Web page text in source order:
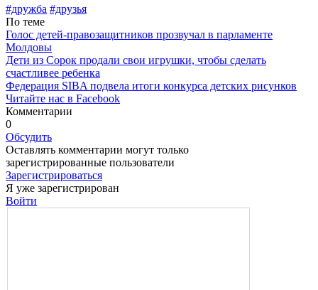
#дружба #друзья
По теме
Голос детей-правозащитников прозвучал в парламенте
Молдовы
Дети из Сорок продали свои игрушки, чтобы сделать
счастливее ребенка
Федерация SIBA подвела итоги конкурса детских рисунков
Читайте нас в Facebook
Комментарии
0
Обсудить
Оставлять комментарии могут только
зарегистрированные пользователи
Зарегистрироваться
Я уже зарегистрирован
Войти